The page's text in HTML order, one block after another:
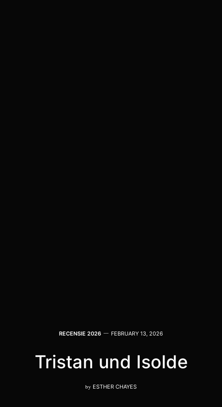
RECENSIE 2026 FEBRUARY 13, 2026
Tristan und Isolde
by ESTHER CHAYES